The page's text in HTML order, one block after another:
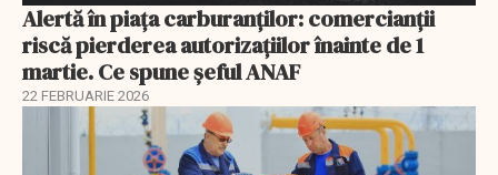
Alertă în piața carburanților: comercianții
riscă pierderea autorizațiilor înainte de 1
martie. Ce spune șeful ANAF
22 FEBRUARIE 2026